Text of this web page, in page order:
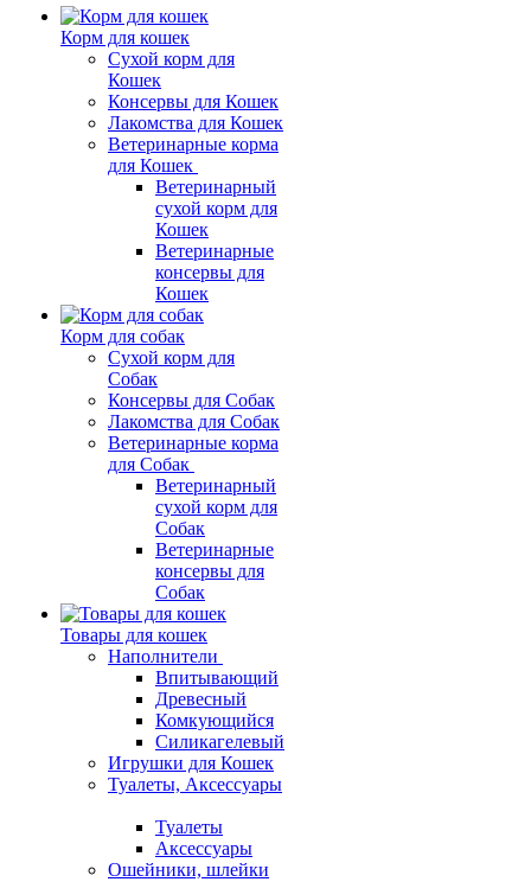
Корм для кошек
Сухой корм для
Кошек
Консервы для Кошек
Лакомства для Кошек
Ветеринарные корма
для Кошек
Ветеринарный
сухой корм для
Кошек
Ветеринарные
консервы для
Кошек
Корм для собак
Сухой корм для
Собак
Консервы для Собак
Лакомства для Собак
Ветеринарные корма
для Собак
Ветеринарный
сухой корм для
Собак
Ветеринарные
консервы для
Собак
Товары для кошек
Наполнители
Впитывающий
Древесный
Комкующийся
Силикагелевый
Игрушки для Кошек
Туалеты, Аксессуары
Туалеты
Аксессуары
Ошейники, шлейки